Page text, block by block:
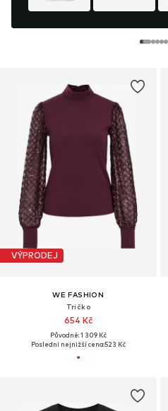
VÝPRODEJ
WE FASHION
Tričko
654 Kč
Původně: 1 309 Kč
Poslední nejnižší cena:523 Kč